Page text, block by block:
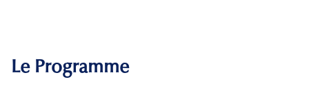
Le Programme